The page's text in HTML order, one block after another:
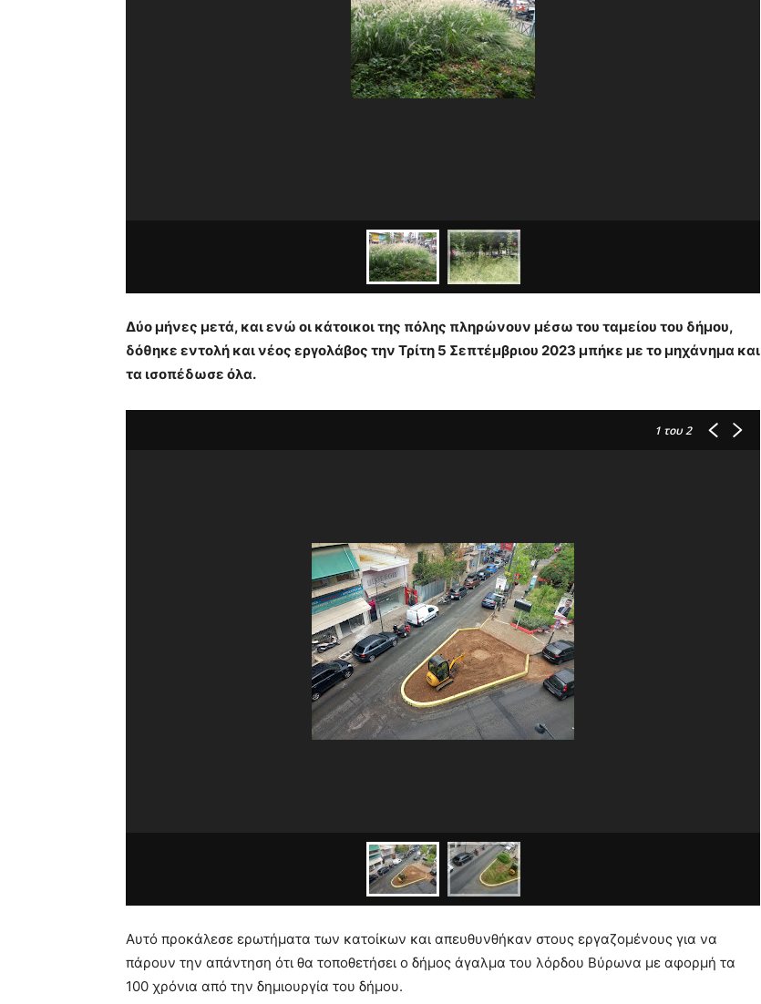
Δύο μήνες μετά, και ενώ οι κάτοικοι της πόλης πληρώνουν μέσω του ταμείου του δήμου,
δόθηκε εντολή και νέος εργολάβος την Τρίτη 5 Σεπτέμβριου 2023 μπήκε με το μηχάνημα και
τα ισοπέδωσε όλα.
1 του 2
Αυτό προκάλεσε ερωτήματα των κατοίκων και απευθυνθήκαν στους εργαζομένους για να
πάρουν την απάντηση ότι θα τοποθετήσει ο δήμος άγαλμα του λόρδου Βύρωνα με αφορμή τα
100 χρόνια από την δημιουργία του δήμου.